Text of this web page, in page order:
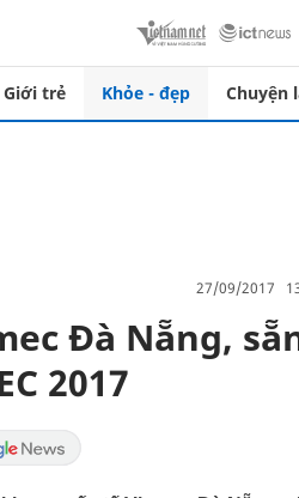
Giới trẻ Khỏe - đẹp Chuyện
27/09/2017
Đà Nẵng,
2017